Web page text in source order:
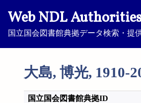
Web NDL
国立国会図書館典拠データ検索・提
大島, 博光, 1910-
国立国会図書館典拠ID